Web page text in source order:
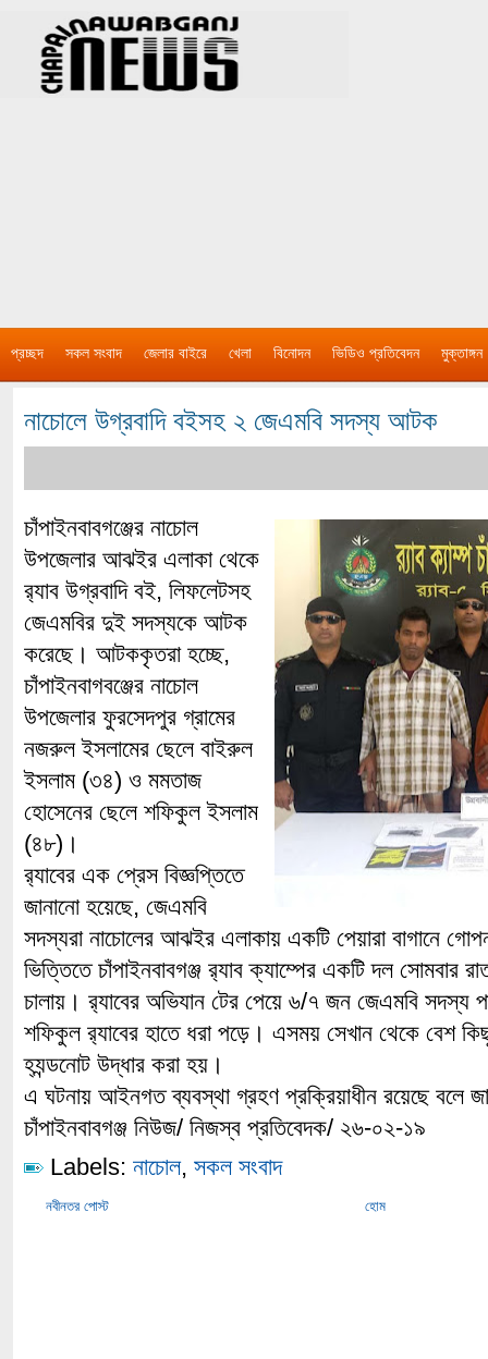
প্রচ্ছদ সকল সংবাদ জেলার বাইরে খেলা বিনোদন ভিডিও প্রতিবেদন মুক্তাঙ্গন
নাচোলে উগ্রবাদি বইসহ ২ জেএমবি সদস্য আটক
চাঁপাইনবাবগঞ্জের নাচোল
উপজেলার আঝইর এলাকা থেকে
র‌্যাব উগ্রবাদি বই, লিফলেটসহ
জেএমবির দুই সদস্যকে আটক
করেছে। আটককৃতরা হচ্ছে,
চাঁপাইনবাগবঞ্জের নাচোল
উপজেলার ফুরসেদপুর গ্রামের
নজরুল ইসলামের ছেলে বাইরুল
ইসলাম (৩৪) ও মমতাজ
হোসেনের ছেলে শফিকুল ইসলাম
(৪৮)।
র‌্যাবের এক প্রেস বিজ্ঞপ্তিতে
জানানো হয়েছে, জেএমবি
সদস্যরা নাচোলের আঝইর এলাকায় একটি পেয়ারা বাগানে
ভিত্তিতে চাঁপাইনবাবগঞ্জ র‌্যাব ক্যাম্পের একটি দল সোমবার
চালায়। র‌্যাবের অভিযান টের পেয়ে ৬/৭ জন জেএমবি সদস্য
শফিকুল র‌্যাবের হাতে ধরা পড়ে। এসময় সেখান থেকে বেশ
হ্যন্ডনোট উদ্ধার করা হয়।
এ ঘটনায় আইনগত ব্যবস্থা গ্রহণ প্রক্রিয়াধীন রয়েছে বলে
চাঁপাইনবাবগঞ্জ নিউজ/ নিজস্ব প্রতিবেদক/ ২৬-০২-১৯
Labels: নাচোল, সকল সংবাদ
নবীনতর পোস্ট হোম